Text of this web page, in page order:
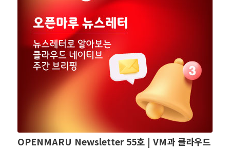
OPENMARU Newsletter 55호 | VM과 클라우드